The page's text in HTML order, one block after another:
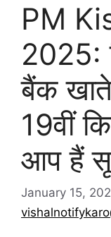
PM
2025:
बैंक
19वीं
आप हैं
January 15,